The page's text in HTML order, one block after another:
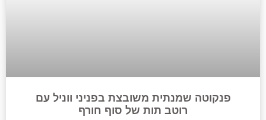
פנקוטה שמנתית משובצת בפניני ווניל עם
רוטב תות של סוף חורף